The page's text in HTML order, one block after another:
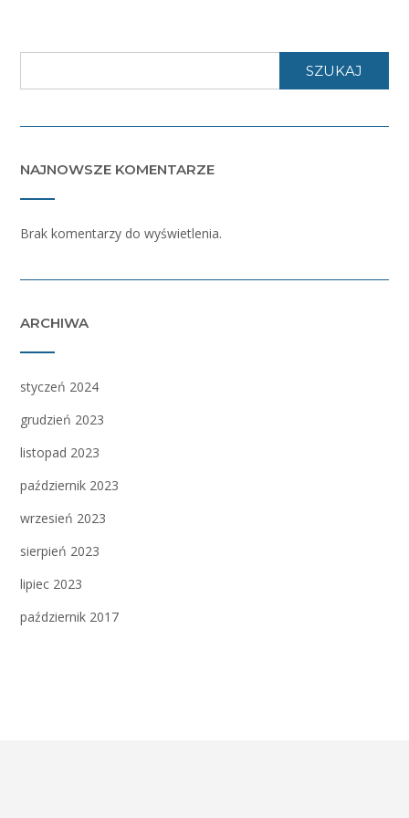
SZUKAJ
NAJNOWSZE KOMENTARZE
Brak komentarzy do wyświetlenia.
ARCHIWA
styczeń 2024
grudzień 2023
listopad 2023
październik 2023
wrzesień 2023
sierpień 2023
lipiec 2023
październik 2017